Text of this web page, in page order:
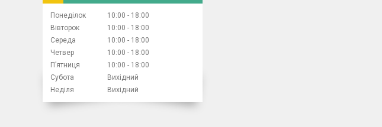
Понеділок 10:00
18:00
Вівторок
10:00
18:00
Середа
10:00
18:00
Четвер
10:00
18:00
Пʼятниця
10:00
18:00
Субота
Вихідний
Неділя
Вихідний